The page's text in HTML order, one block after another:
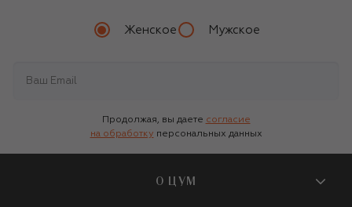
Женское Мужское
Продолжая, вы даете согласие
на обработку персональных данных
О ЦУМ